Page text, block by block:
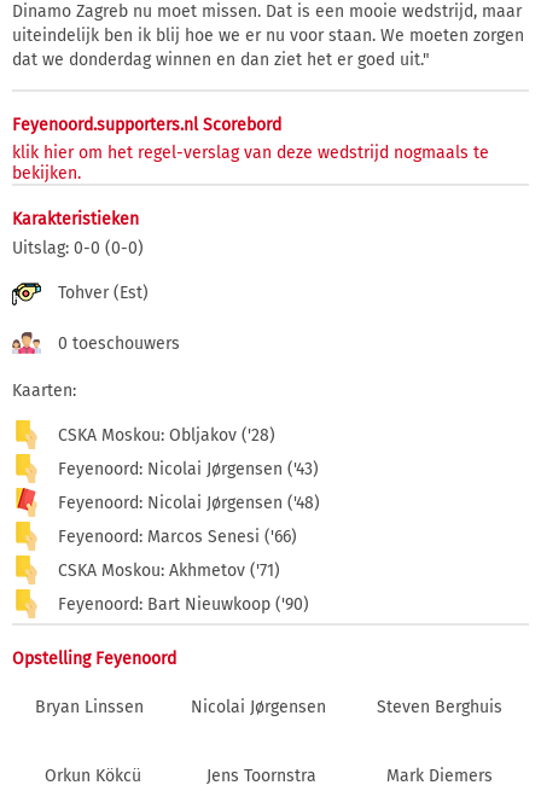
Dinamo Zagreb nu moet missen. Dat is een mooie wedstrijd, maar
uiteindelijk ben ik blij hoe we er nu voor staan. We moeten zorgen
dat we donderdag winnen en dan ziet het er goed uit."
Feyenoord.supporters.nl Scorebord
klik hier om het regel-verslag van deze wedstrijd nogmaals te
bekijken.
Karakteristieken
Uitslag: 0-0 (0-0)
Tohver (Est)
0 toeschouwers
Kaarten:
CSKA Moskou: Obljakov ('28)
Feyenoord: Nicolai Jørgensen ('43)
Feyenoord: Nicolai Jørgensen ('48)
Feyenoord: Marcos Senesi ('66)
CSKA Moskou: Akhmetov ('71)
Feyenoord: Bart Nieuwkoop ('90)
Opstelling Feyenoord
Bryan Linssen Nicolai Jørgensen Steven Berghuis
Orkun Kökcü Jens Toornstra Mark Diemers